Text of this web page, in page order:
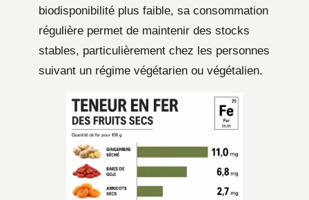
biodisponibilité plus faible, sa consommation
régulière permet de maintenir des stocks
stables, particulièrement chez les personnes
suivant un régime végétarien ou végétalien.